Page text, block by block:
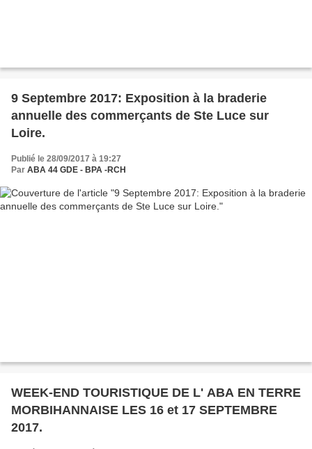
9 Septembre 2017: Exposition à la braderie
annuelle des commerçants de Ste Luce sur
Loire.
Publié le 28/09/2017 à 19:27
Par ABA 44 GDE - BPA -RCH
WEEK-END TOURISTIQUE DE L' ABA EN TERRE
MORBIHANNAISE LES 16 et 17 SEPTEMBRE
2017.